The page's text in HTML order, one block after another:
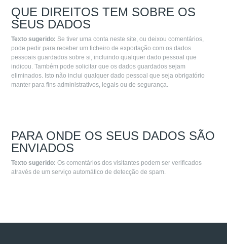
QUE DIREITOS TEM SOBRE OS
SEUS DADOS
Texto sugerido: Se tiver uma conta neste site, ou deixou comentários,
pode pedir para receber um ficheiro de exportação com os dados
pessoais guardados sobre si, incluindo qualquer dado pessoal que
indicou. Também pode solicitar que os dados guardados sejam
eliminados. Isto não inclui qualquer dado pessoal que seja obrigatório
manter para fins administrativos, legais ou de segurança.
PARA ONDE OS SEUS DADOS SÃO
ENVIADOS
Texto sugerido:Os comentários dos visitantes podem ser verificados
através de um serviço automático de detecção de spam.